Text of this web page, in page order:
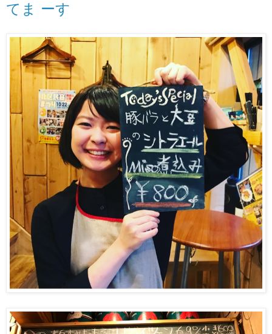
てま ーす